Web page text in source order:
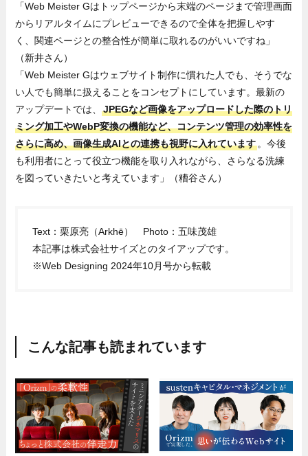
「Web Meister Gはトップページから末端のページまで管理画面
からリアルタイムにプレビューできるので全体を把握しやす
く、関連ページとの整合性が簡単に取れるのがいいですね」
（新井さん）
「Web Meister Gはウェブサイト制作に慣れた人でも、そうでな
い人でも簡単に扱えることをコンセプトにしています。最新の
アップデートでは、JPEGなど画像をアップロードした際のトリ
ミング加工やWebP変換の機能など、コンテンツ管理の効率性を
さらに高め、画像生成AIとの連携も視野に入れています 。今後
も利用者にとって役立つ機能を取り入れながら、さらなる洗練
を図っていきたいと考えています」（糟谷さん）
Text：栗原亮（Arkhē） Photo：五味茂雄
本記事は株式会社サイズとのタイアップです。
※Web Designing 2024年10月号から転載
こんな記事も読まれています